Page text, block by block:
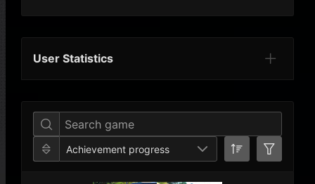
User Statistics
Per Year Last Year Last Month Per
Achievement progress